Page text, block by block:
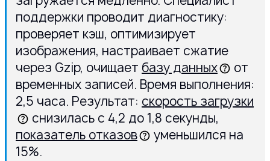
поддержки проводит диагностику:
проверяет кэш, оптимизирует
изображения, настраивает сжатие
через Gzip, очищает базу данных
от
временных записей. Время выполнения:
2,5 часа. Результат: скорость загрузки
снизилась с 4,2 до 1,8 секунды,
показатель отказов
уменьшился на
15%.